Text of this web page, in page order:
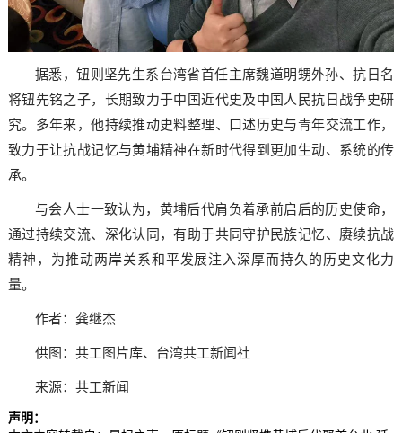
据悉，钮则坚先生系台湾省首任主席魏道明甥外孙、抗日名
将钮先铭之子，长期致力于中国近代史及中国人民抗日战争史研
究。多年来，他持续推动史料整理、口述历史与青年交流工作，
致力于让抗战记忆与黄埔精神在新时代得到更加生动、系统的传
承。
与会人士一致认为，黄埔后代肩负着承前启后的历史使命，
通过持续交流、深化认同，有助于共同守护民族记忆、赓续抗战
精神，为推动两岸关系和平发展注入深厚而持久的历史文化力
量。
作者：龚继杰
供图：共工图片库、台湾共工新闻社
来源：共工新闻
声明：